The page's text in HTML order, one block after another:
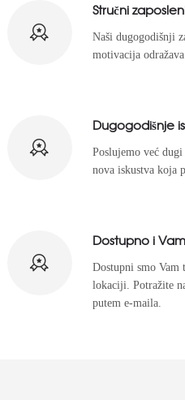
Stručni
Naši dugogodišnji
motivacija
Dugogodišnje
Poslujemo već
nova iskustva koja
Dostupno i
Dostupni smo
lokaciji. Potražite
putem e-maila.